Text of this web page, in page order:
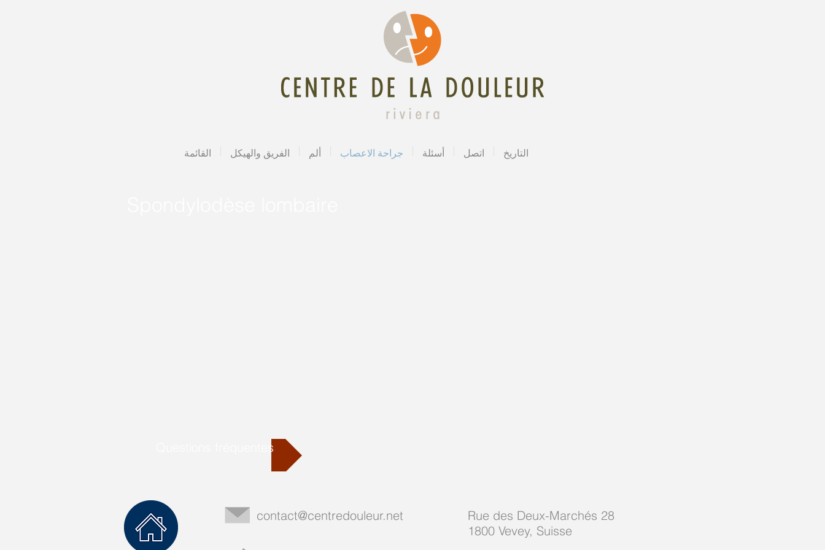
القائمة الفريق والهيكل ألم جراحة الاعصاب أسئلة اتصل التاريخ
Questions fréquentes
contact@centredouleur.net
Rue des Deux-Marchés 28
1800 Vevey, Suisse